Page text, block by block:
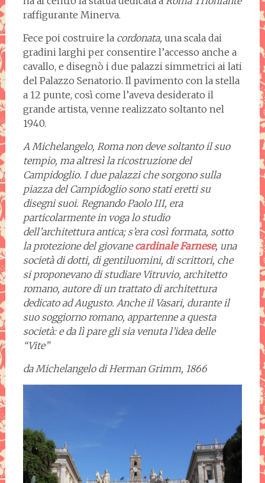
raffigurante Minerva.
Fece poi costruire la cordonata, una scala dai
gradini larghi per consentire l’accesso anche a
cavallo, e disegnò i due palazzi simmetrici ai lati
del Palazzo Senatorio. Il pavimento con la stella
a 12 punte, così come l’aveva desiderato il
grande artista, venne realizzato soltanto nel
1940.
A Michelangelo, Roma non deve soltanto il suo
tempio, ma altresì la ricostruzione del
Campidoglio. I due palazzi che sorgono sulla
piazza del Campidoglio sono stati eretti su
disegni suoi. Regnando Paolo III, era
particolarmente in voga lo studio
dell’architettura antica; s’era così formata, sotto
la protezione del giovanecardinale Farnese, una
società di dotti, di gentiluomini, di scrittori, che
si proponevano di studiare Vitruvio, architetto
romano, autore di un trattato di architettura
dedicato ad Augusto. Anche il Vasari, durante il
suo soggiorno romano, appartenne a questa
società: e da lì pare gli sia venuta l’idea delle
“Vite”
da Michelangelo di Herman Grimm, 1866